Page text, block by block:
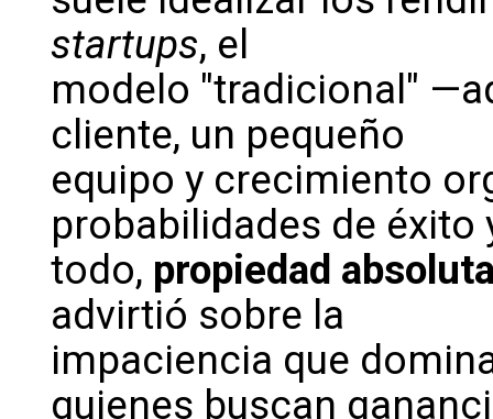
startups, el
modelo "tradicional"
cliente, un pequeño
equipo y crecimiento
probabilidades de éxito
todo, propiedad
advirtió sobre la
impaciencia que
quienes buscan